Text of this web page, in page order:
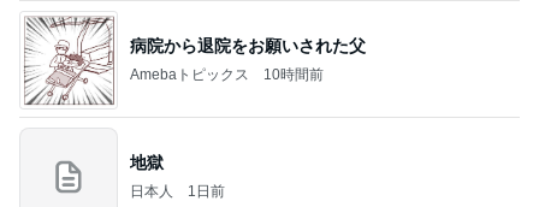
病院から退院をお願いされた父
Amebaトピックス 10時間前
地獄
日本人 1日前